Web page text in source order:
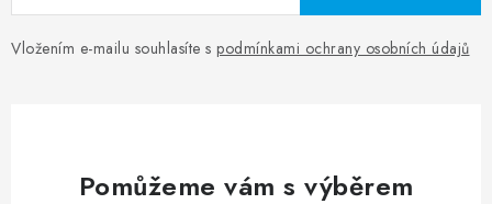
Vložením e-mailu souhlasíte s podmínkami ochrany osobních údajů
Pomůžeme vám s výběrem